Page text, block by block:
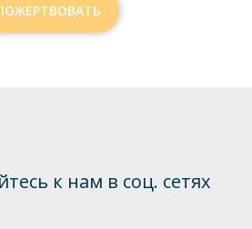
к нам в соц. сетях